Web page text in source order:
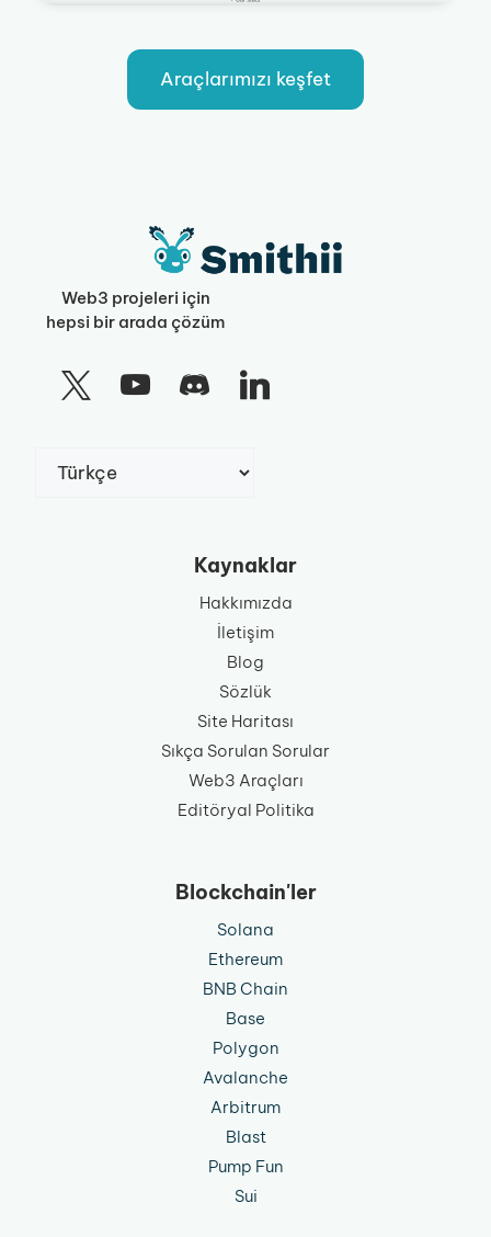
Araçlarımızı keşfet
Web3 projeleri için
hepsi bir arada çözüm
Seç
Kaynaklar
Hakkımızda
İletişim
Blog
Sözlük
Site Haritası
Sıkça Sorulan Sorular
Web3 Araçları
Editöryal Politika
Blockchain'ler
Solana
Ethereum
BNB Chain
Base
Polygon
Avalanche
Arbitrum
Blast
Pump Fun
Sui